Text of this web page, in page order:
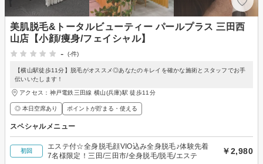
美肌脱毛&トータルビューティー パールプラス 三田西
山店【小顔/痩身/フェイシャル】
-
(-件)
【横山駅徒歩11分】脱毛がオススメ◎あなたのキレイを確かな施術とスタッフでお手
伝いいたします！
アクセス：神戸電鉄三田線 横山(兵庫)駅 徒歩11分
◎ 本日空席あり ポイントが貯まる・使える
スペシャルメニュー
初回
エステ付☆全身脱毛顔VIO込み全身脱毛♪体験先着
7名様限定！三田/三田市/全身脱毛/脱毛/エステ
￥2,980